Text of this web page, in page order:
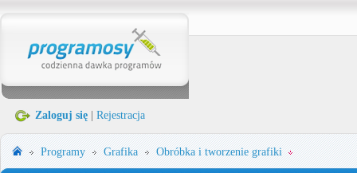
Zaloguj się Rejestracja
Programy Grafika Obróbka i tworzenie grafiki